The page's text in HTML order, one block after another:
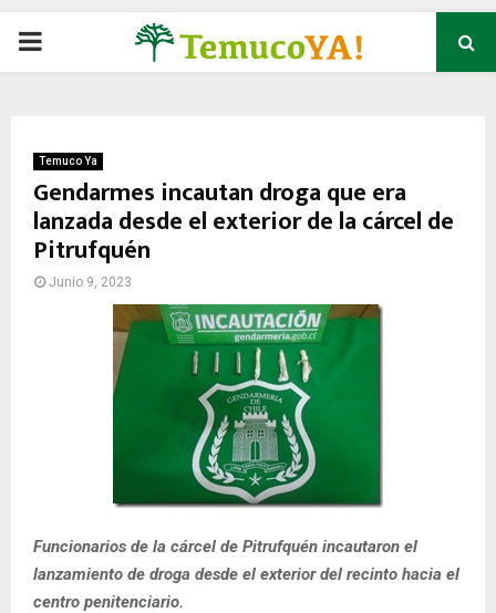
P
M
A
N
Temuco Ya
Gendarmes incautan droga que era
lanzada desde el exterior de la cárcel de
Pitrufquén
Junio 9, 2023
Funcionarios de la cárcel de Pitrufquén incautaron el
lanzamiento de droga desde el exterior del recinto hacia el
centro penitenciario.